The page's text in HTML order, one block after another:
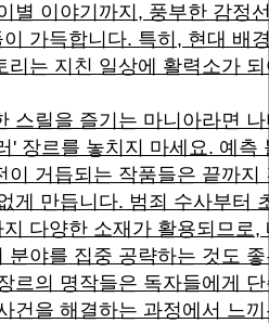
별 이야기까지, 풍부한 감정
가득합니다. 특히, 현대 배
리는 지친 일상에 활력소가
스릴을 즐기는 마니아라면
' 장르를 놓치지 마세요. 예측
이 거듭되는 작품들은 끝까지
게 만듭니다. 범죄 수사부터
다양한 소재가 활용되므로,
분야를 집중 공략하는 것도
르의 명작들은 독자들에게
건을 해결하는 과정에서 느